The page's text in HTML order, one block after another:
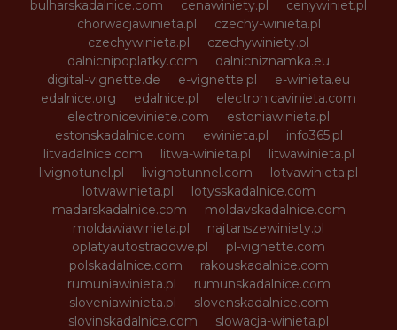
bulharskadalnice.com
cenawiniety.pl
cenywiniet.pl
chorwacjawinieta.pl
czechy-winieta.pl
czechywinieta.pl
czechywiniety.pl
dalnicnipoplatky.com
dalnicniznamka.eu
digital-vignette.de
e-vignette.pl
e-winieta.eu
edalnice.org
edalnice.pl
electronicavinieta.com
electroniceviniete.com
estoniawinieta.pl
estonskadalnice.com
ewinieta.pl
info365.pl
litvadalnice.com
litwa-winieta.pl
litwawinieta.pl
livignotunel.pl
livignotunnel.com
lotvawinieta.pl
lotwawinieta.pl
lotysskadalnice.com
madarskadalnice.com
moldavskadalnice.com
moldawiawinieta.pl
najtanszewiniety.pl
oplatyautostradowe.pl
pl-vignette.com
polskadalnice.com
rakouskadalnice.com
rumuniawinieta.pl
rumunskadalnice.com
sloveniawinieta.pl
slovenskadalnice.com
slovinskadalnice.com
slowacja-winieta.pl